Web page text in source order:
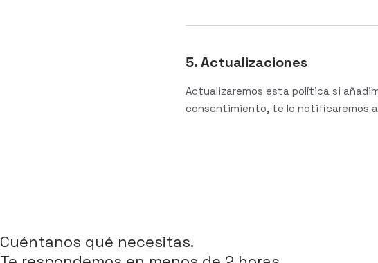
5. Actualizaciones
Actualizaremos esta política si
consentimiento, te lo notificaremos
Cuéntanos qué necesitas.